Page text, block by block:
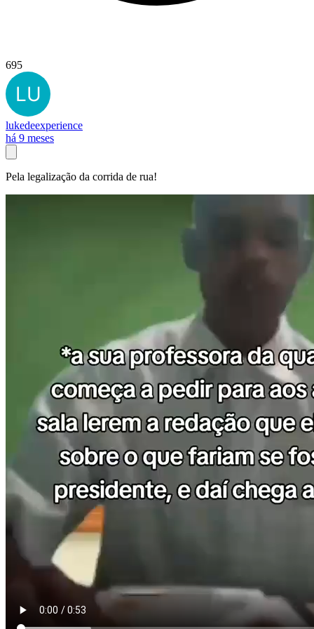
695
lukedeexperience
há 9 meses
Pela legalização da corrida de rua!